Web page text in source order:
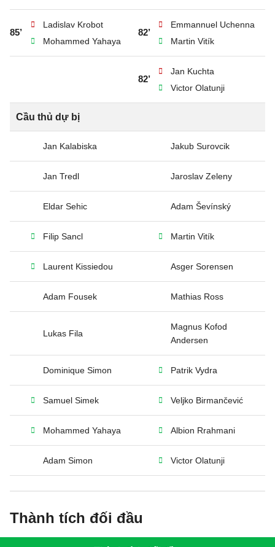
85’
Ladislav Krobot
Mohammed Yahaya
82’
Emmannuel Uchenna
Martin Vitík
82’
Jan Kuchta
Victor Olatunji
Cầu thủ dự bị
Jan Kalabiska Jakub Surovcik
Jan Tredl Jaroslav Zeleny
Eldar Sehic Adam Ševínský
Filip Sancl Martin Vitík
Laurent Kissiedou Asger Sorensen
Adam Fousek Mathias Ross
Lukas Fila
Magnus Kofod
Andersen
Dominique Simon Patrik Vydra
Samuel Simek Veljko Birmančević
Mohammed Yahaya Albion Rrahmani
Adam Simon Victor Olatunji
Thành tích đối đầu